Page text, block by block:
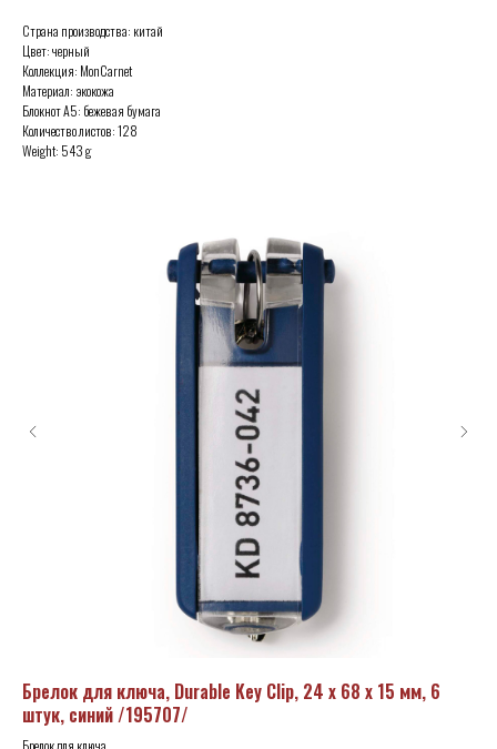
Страна производства: китай
Цвет: черный
Коллекция: MonCarnet
Материал: экокожа
Блокнот А5: бежевая бумага
Количество листов: 128
Weight: 543 g
Брелок для ключа, Durable Key Clip, 24 х 68 х 15 мм, 6
штук, синий /195707/